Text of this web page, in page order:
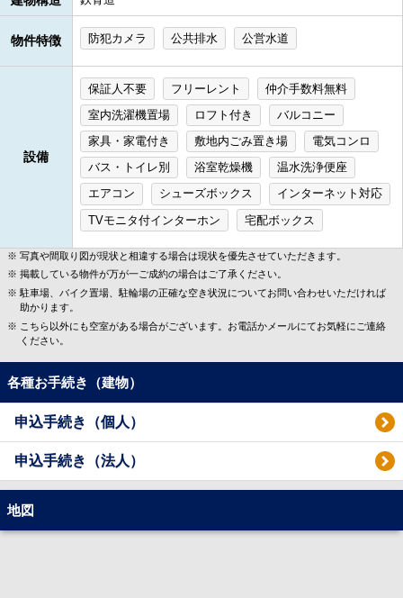
物件特徴 防犯カメラ 公共排水 公営水道
設備
保証人不要 フリーレント
仲介手数料無料
室内洗濯機置場
ロフト付き
バルコニー
家具・家電付き
敷地内ごみ置き場
電気コンロ
バス・トイレ別
浴室乾燥機
温水洗浄便座
エアコン
シューズボックス
インターネット対応
TVモニタ付インターホン
宅配ボックス
写真や間取り図が現状と相違する場合は現状を優先させていただきます。
掲載している物件が万が一ご成約の場合はご了承ください。
駐車場、バイク置場、駐輪場の正確な空き状況についてお問い合わせいただければ
助かります。
こちら以外にも空室がある場合がございます。お電話かメールにてお気軽にご連絡
ください。
各種お手続き（建物）
申込手続き（個人）
申込手続き（法人）
地図